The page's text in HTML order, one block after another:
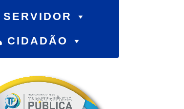
SERVIDOR
CIDADÃO